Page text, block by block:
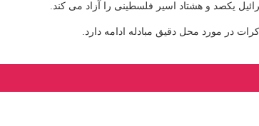
در مورد محل دقیق مبادله ادامه دارد.